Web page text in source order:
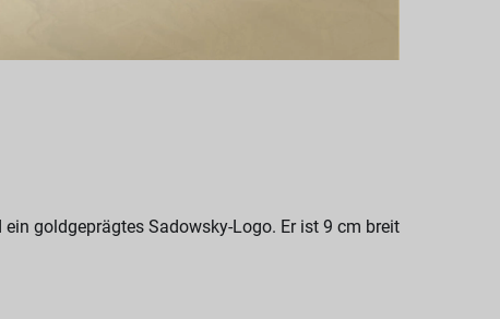
goldgeprägtes Sadowsky-Logo. Er ist 9 cm breit